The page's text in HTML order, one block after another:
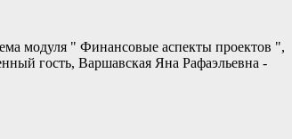
модуля " Финансовые аспекты проектов ",
гость, Варшавская Яна Рафаэльевна -